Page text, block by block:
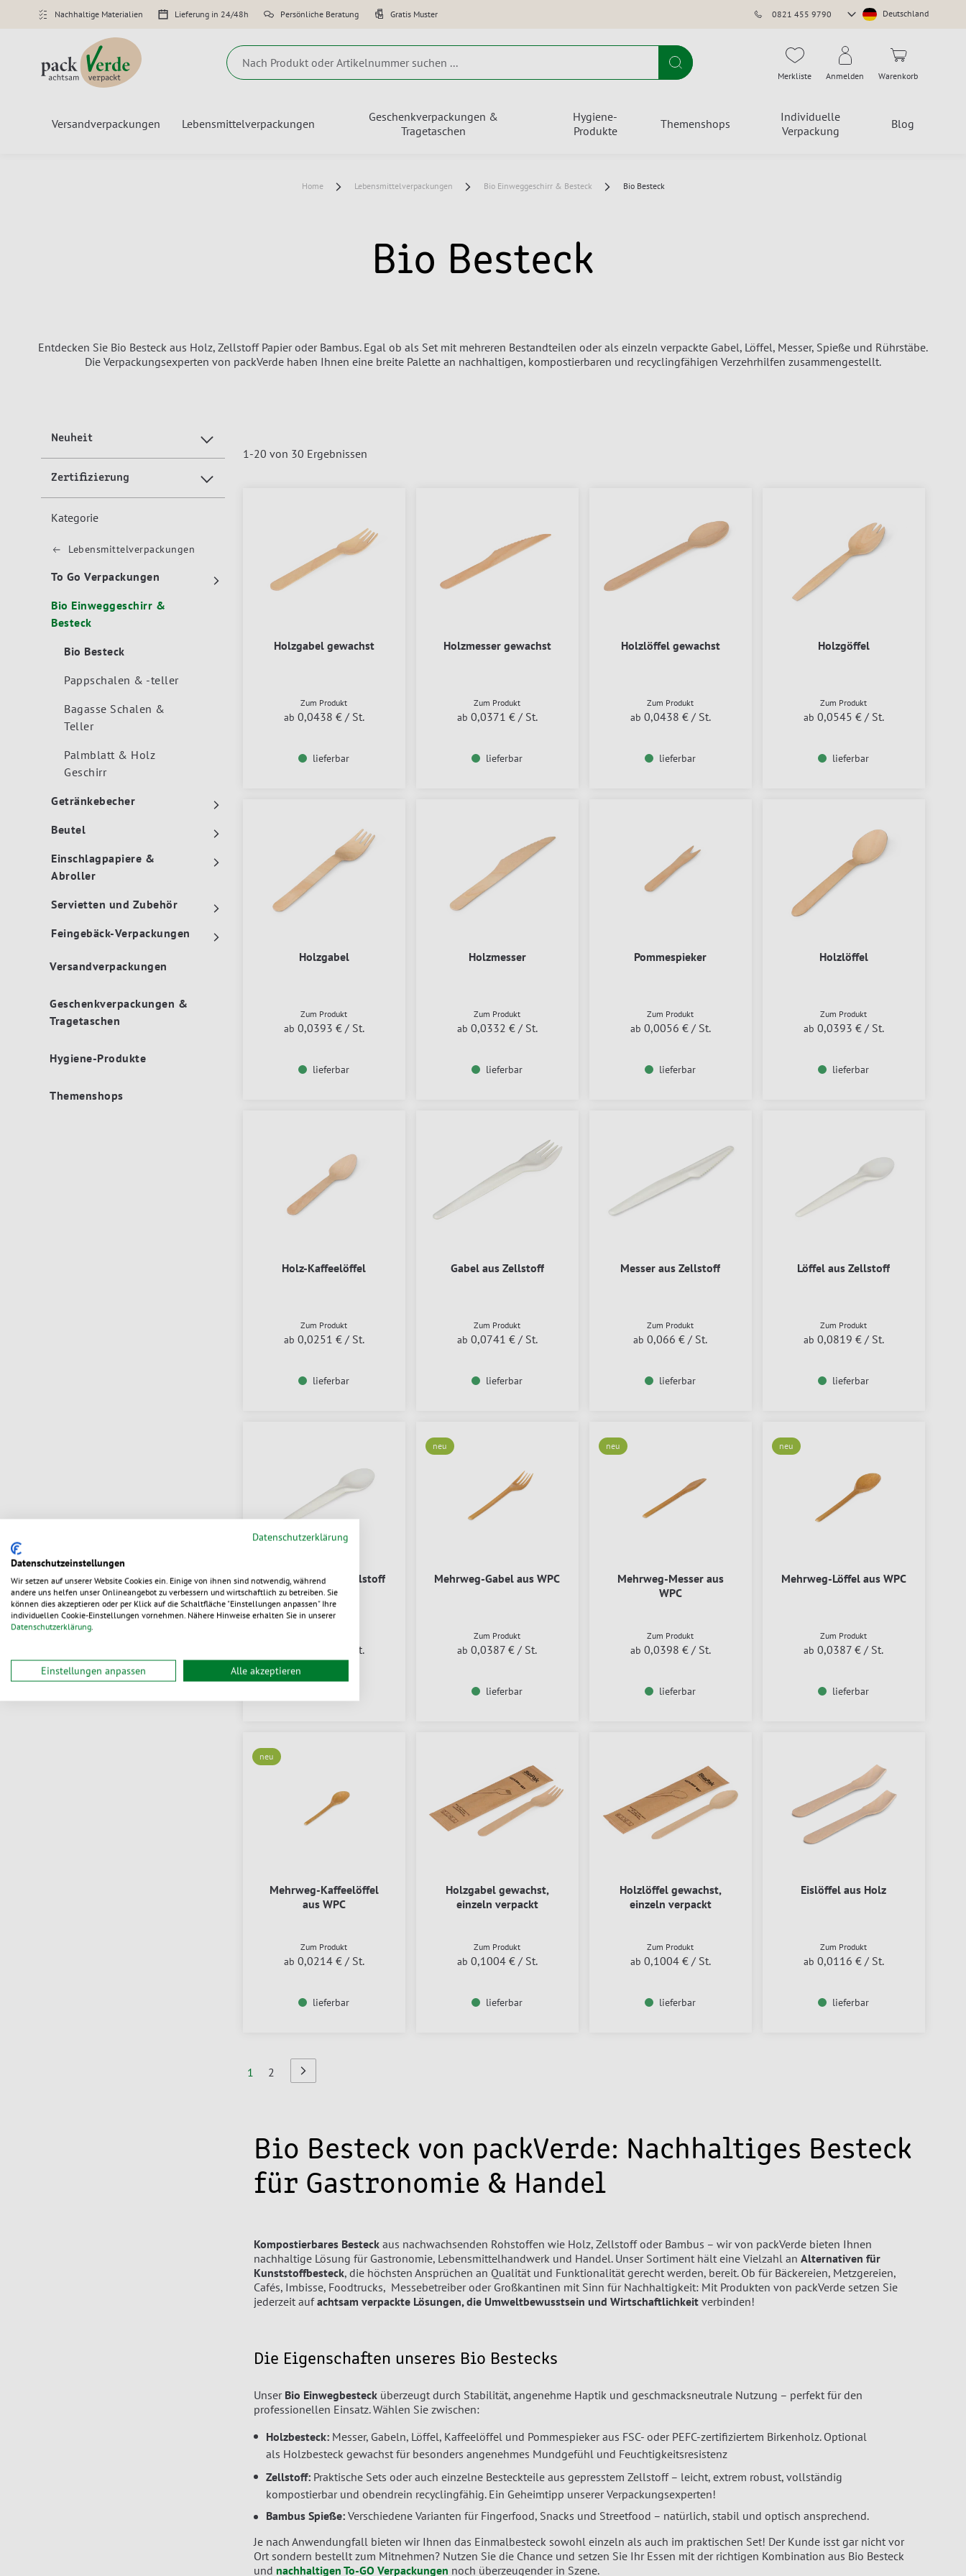
Nachhaltige Materialien Lieferung in 24/48h Persönliche Beratung Gratis Muster 0821 455 9790
Store
Deutschland
Suche Merkliste Anmelden Warenkorb
Versandverpackungen Lebensmittelverpackungen
Geschenkverpackungen &
Tragetaschen
Hygiene-
Produkte
Themenshops
Individuelle
Verpackung
Blog
Home Lebensmittelverpackungen Bio Einweggeschirr & Besteck Bio Besteck
Bio Besteck
Entdecken Sie Bio Besteck aus Holz, Zellstoff Papier oder Bambus. Egal ob als Set mit mehreren Bestandteilen oder als einzeln verpackte Gabel, Löffel, Messer, Spieße und Rührstäbe.
Die Verpackungsexperten von packVerde haben Ihnen eine breite Palette an nachhaltigen, kompostierbaren und recyclingfähigen Verzehrhilfen zusammengestellt.
1-20 von 30 Ergebnissen
Holzgabel gewachst
Zum Produkt
ab 0,0438 € / St.
lieferbar
Holzmesser gewachst
Zum Produkt
ab 0,0371 € / St.
lieferbar
Holzlöffel gewachst
Zum Produkt
ab 0,0438 € / St.
lieferbar
Holzgöffel
Zum Produkt
ab 0,0545 € / St.
lieferbar
Holzgabel
Zum Produkt
ab 0,0393 € / St.
lieferbar
Holzmesser
Zum Produkt
ab 0,0332 € / St.
lieferbar
Pommespieker
Zum Produkt
ab 0,0056 € / St.
lieferbar
Holzlöffel
Zum Produkt
ab 0,0393 € / St.
lieferbar
Holz-Kaffeelöffel
Zum Produkt
ab 0,0251 € / St.
lieferbar
Gabel aus Zellstoff
Zum Produkt
ab 0,0741 € / St.
lieferbar
Messer aus Zellstoff
Zum Produkt
ab 0,066 € / St.
lieferbar
Löffel aus Zellstoff
Zum Produkt
ab 0,0819 € / St.
lieferbar
Kaffeelöffel aus Zellstoff
/ St.
neu
Mehrweg-Gabel aus WPC
Zum Produkt
ab 0,0387 € / St.
lieferbar
neu
Mehrweg-Messer aus
WPC
Zum Produkt
ab 0,0398 € / St.
lieferbar
neu
Mehrweg-Löffel aus WPC
Zum Produkt
ab 0,0387 € / St.
lieferbar
neu
Mehrweg-Kaffeelöffel
aus WPC
Zum Produkt
ab 0,0214 € / St.
lieferbar
Holzgabel gewachst,
einzeln verpackt
Zum Produkt
ab 0,1004 € / St.
lieferbar
Holzlöffel gewachst,
einzeln verpackt
Zum Produkt
ab 0,1004 € / St.
lieferbar
Eislöffel aus Holz
Zum Produkt
ab 0,0116 € / St.
lieferbar
Seite
Sie lesen Seite
1 Seite
2
Seite
Nächste
Bio Besteck von packVerde: Nachhaltiges Besteck
für Gastronomie & Handel
Kompostierbares Besteckaus nachwachsenden Rohstoffen wie Holz, Zellstoff oder Bambus – wir von packVerde bieten Ihnen
nachhaltige Lösung für Gastronomie, Lebensmittelhandwerk und Handel. Unser Sortiment hält eine Vielzahl an Alternativen für
Kunststoffbesteck, die höchsten Ansprüchen an Qualität und Funktionalität gerecht werden, bereit. Ob für Bäckereien, Metzgereien,
Cafés, Imbisse, Foodtrucks, Messebetreiber oder Großkantinen mit Sinn für Nachhaltigkeit: Mit Produkten von packVerde setzen Sie
jederzeit aufachtsam verpackte Lösungen, die Umweltbewusstsein und Wirtschaftlichkeitverbinden!
Die Eigenschaften unseres Bio Bestecks
Unser Bio Einwegbestecküberzeugt durch Stabilität, angenehme Haptik und geschmacksneutrale Nutzung – perfekt für den
professionellen Einsatz. Wählen Sie zwischen:
Holzbesteck:Messer, Gabeln, Löffel, Kaffeelöffel und Pommespieker aus FSC- oder PEFC-zertifiziertem Birkenholz. Optional
als Holzbesteck gewachst für besonders angenehmes Mundgefühl und Feuchtigkeitsresistenz
Zellstoff:Praktische Sets oder auch einzelne Besteckteile aus gepresstem Zellstoff – leicht, extrem robust, vollständig
kompostierbar und obendrein recyclingfähig. Ein Geheimtipp unserer Verpackungsexperten!
Bambus Spieße:Verschiedene Varianten für Fingerfood, Snacks und Streetfood – natürlich, stabil und optisch ansprechend.
Je nach Anwendungfall bieten wir Ihnen das Einmalbesteck sowohl einzeln als auch im praktischen Set! Der Kunde isst gar nicht vor
Ort sondern bestellt zum Mitnehmen? Nutzen Sie die Chance und setzen Sie Ihr Essen mit der richtigen Kombination aus Bio Besteck
und nachhaltigen To-GO Verpackungen noch überzeugender in Szene.
Kategorie
Lebensmittelverpackungen
To Go Verpackungen
Bio Einweggeschirr &
Besteck
Pappschalen & -teller
Bagasse Schalen &
Teller
Palmblatt & Holz
Geschirr
Bio Besteck
Getränkebecher
Beutel
Einschlagpapiere &
Abroller
Servietten und Zubehör
Feingebäck-Verpackungen
Versandverpackungen
Geschenkverpackungen &
Tragetaschen
Hygiene-Produkte
Themenshops
Neuheit
Zertifizierung
Datenschutzerklärung
Datenschutzeinstellungen
Wir setzen auf unserer Website Cookies ein. Einige von ihnen sind notwendig, während
andere uns helfen unser Onlineangebot zu verbessern und wirtschaftlich zu betreiben. Sie
können dies akzeptieren oder per Klick auf die Schaltfläche "Einstellungen anpassen" Ihre
individuellen Cookie-Einstellungen vornehmen. Nähere Hinweise erhalten Sie in unserer
Datenschutzerklärung.
Einstellungen anpassen Alle akzeptieren